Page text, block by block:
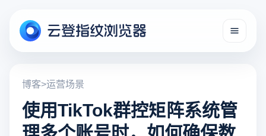
博客>运营场景
使用TikTok群控矩阵系统管